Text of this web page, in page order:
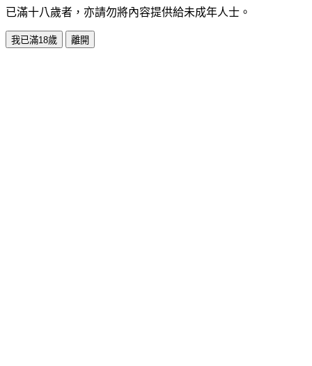
已滿十八歲者，亦請勿將內容提供給未成年人士。
我已滿18歲 離開